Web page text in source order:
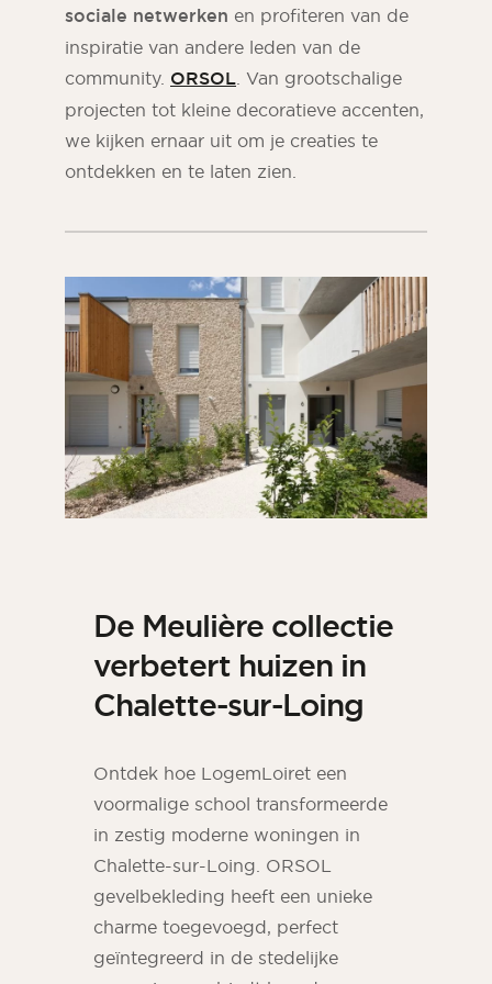
sociale netwerken en profiteren van de
inspiratie van andere leden van de
community. ORSOL. Van grootschalige
projecten tot kleine decoratieve accenten,
we kijken ernaar uit om je creaties te
ontdekken en te laten zien.
De Meulière collectie
verbetert huizen in
Chalette-sur-Loing
Ontdek hoe LogemLoiret een
voormalige school transformeerde
in zestig moderne woningen in
Chalette-sur-Loing. ORSOL
gevelbekleding heeft een unieke
charme toegevoegd, perfect
geïntegreerd in de stedelijke